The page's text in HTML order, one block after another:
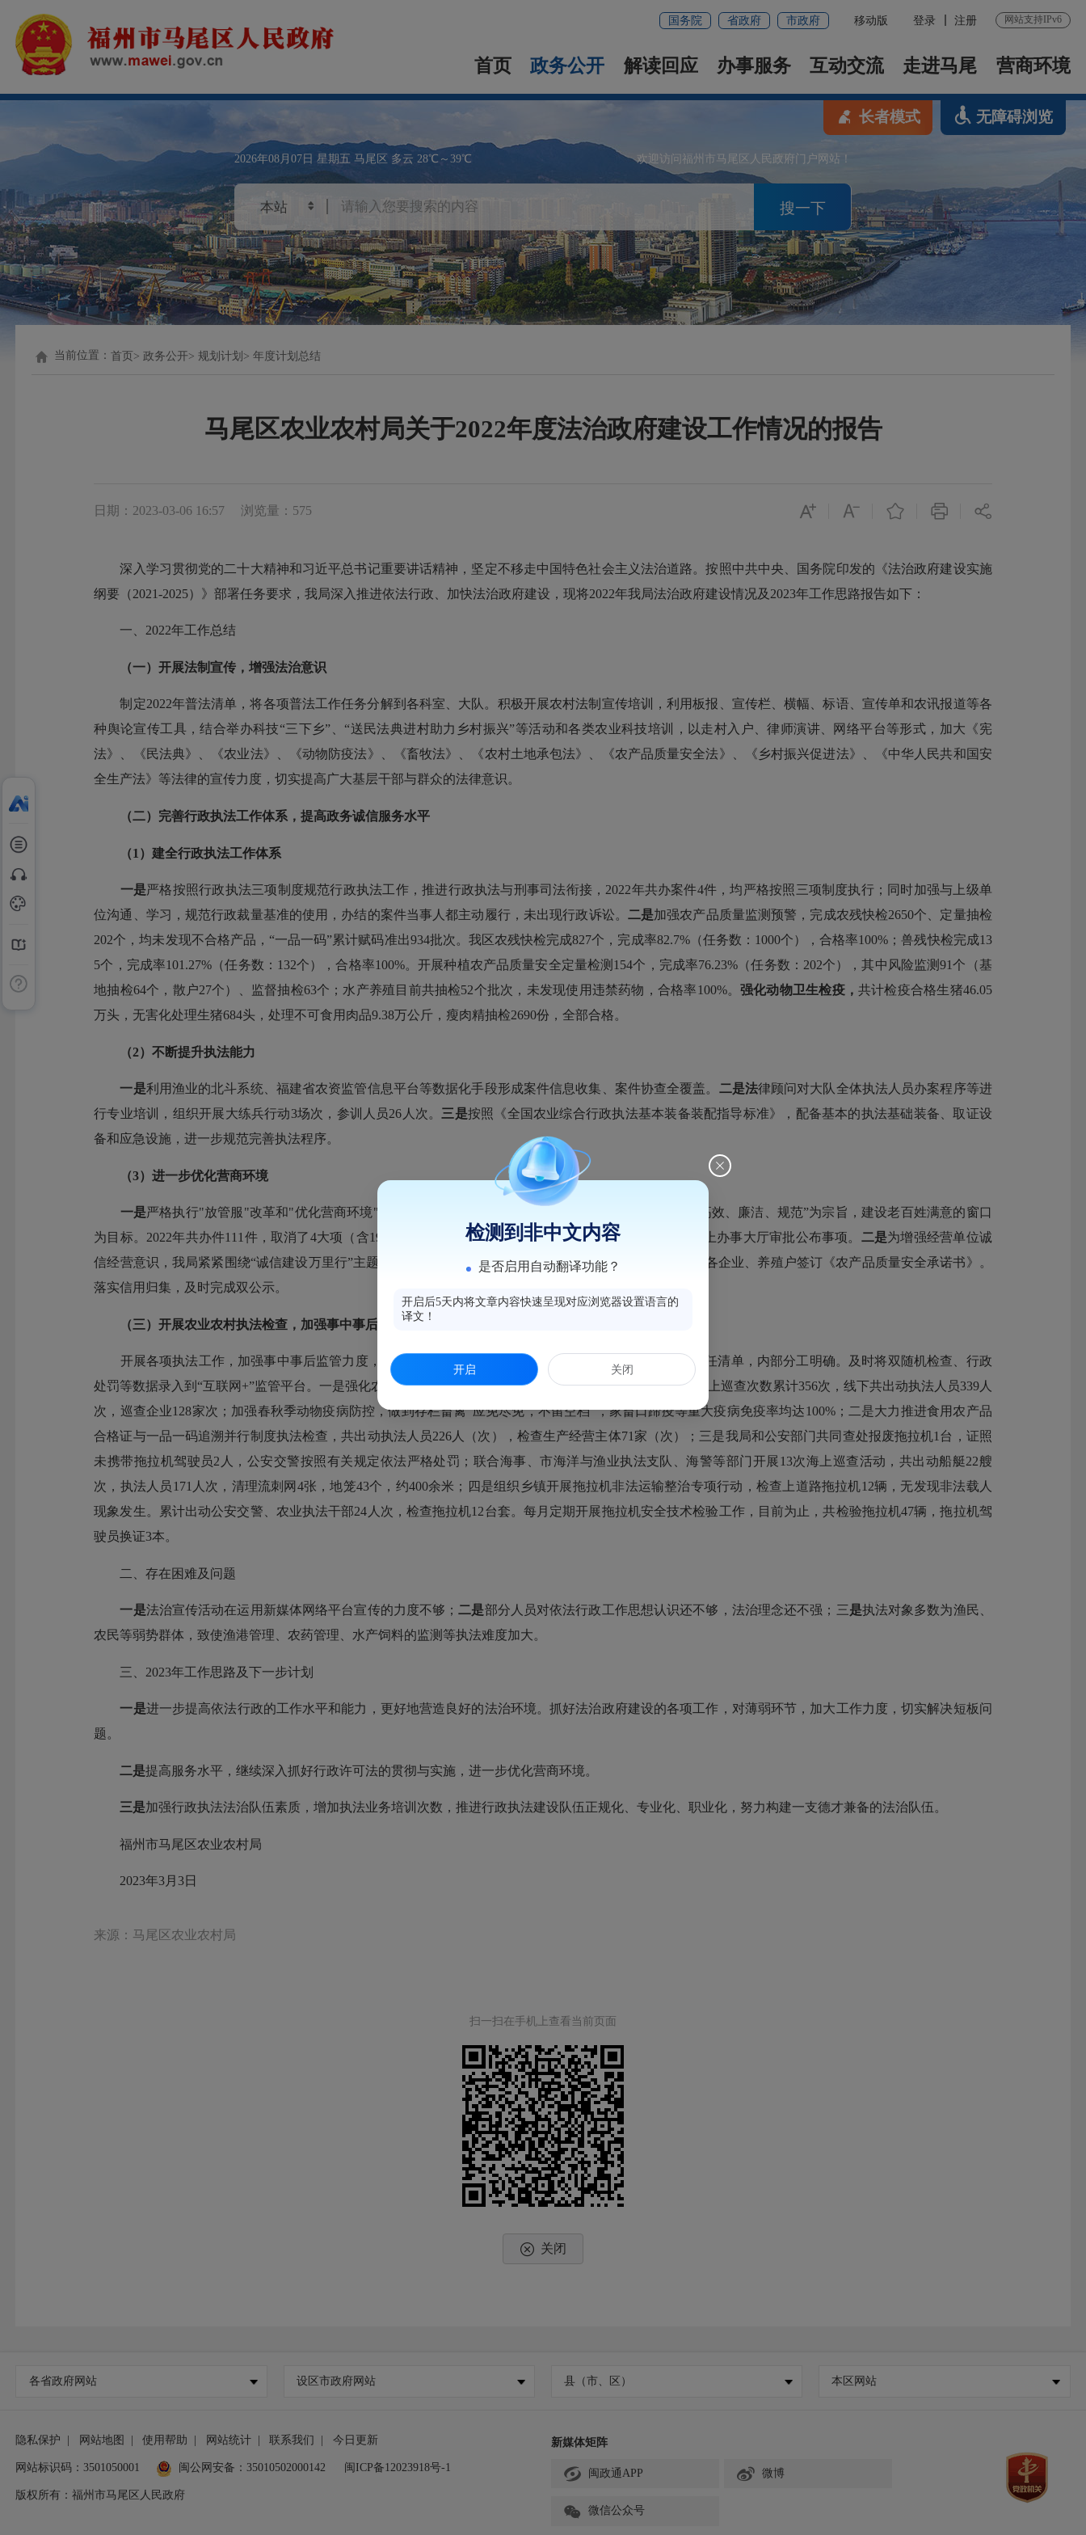
国务院 省政府 市政府 移动版 登录 注册 网站支持IPv6
首页 政务公开 解读回应 办事服务 互动交流 走进马尾 营商环境
2026年08月07日 星期五 马尾区 多云 28℃～39℃ 欢迎访问福州市马尾区人民政府门户网站！
搜一下
长者模式 无障碍浏览
当前位置：首页 政务公开 规划计划 年度计划总结
马尾区农业农村局关于2022年度法治政府建设工作情况的报告
日期：2023-03-06 16:57 浏览量：575
深入学习贯彻党的二十大精神和习近平总书记重要讲话精神，坚定不移走中国特色社会主义法治道路。按照中共中央、国务院印发的《法治政府建设实施
纲要（2021-2025）》部署任务要求，我局深入推进依法行政、加快法治政府建设，现将2022年我局法治政府建设情况及2023年工作思路报告如下：
一、2022年工作总结
（一）开展法制宣传，增强法治意识
制定2022年普法清单，将各项普法工作任务分解到各科室、大队。积极开展农村法制宣传培训，利用板报、宣传栏、横幅、标语、宣传单和农讯报道等各
种舆论宣传工具，结合举办科技“三下乡”、“送民法典进村助力乡村振兴”等活动和各类农业科技培训，以走村入户、律师演讲、网络平台等形式，加大《宪
法》、《民法典》、《农业法》、《动物防疫法》、《畜牧法》、《农村土地承包法》、《农产品质量安全法》、《乡村振兴促进法》、《中华人民共和国安
全生产法》等法律的宣传力度，切实提高广大基层干部与群众的法律意识。
（二）完善行政执法工作体系，提高政务诚信服务水平
（1）建全行政执法工作体系
一是严格按照行政执法三项制度规范行政执法工作，推进行政执法与刑事司法衔接，2022年共办案件4件，均严格按照三项制度执行；同时加强与上级单
位沟通、学习，规范行政裁量基准的使用，办结的案件当事人都主动履行，未出现行政诉讼。 二是加强农产品质量监测预警，完成农残快检2650个、定量抽检
202个，均未发现不合格产品，“一品一码”累计赋码准出934批次。我区农残快检完成827个，完成率82.7%（任务数：1000个），合格率100%；兽残快检完成13
5个，完成率101.27%（任务数：132个），合格率100%。开展种植农产品质量安全定量检测154个，完成率76.23%（任务数：202个），其中风险监测91个（基
地抽检64个，散户27个）、监督抽检63个；水产养殖目前共抽检52个批次，未发现使用违禁药物，合格率100%。 强化动物卫生检疫， 共计检疫合格生猪46.05
万头，无害化处理生猪684头，处理不可食用肉品9.38万公斤，瘦肉精抽检2690份，全部合格。
（2）不断提升执法能力
一是利用渔业的北斗系统、福建省农资监管信息平台等数据化手段形成案件信息收集、案件协查全覆盖。 二是法律顾问对大队全体执法人员办案程序等进
行专业培训，组织开展大练兵行动3场次，参训人员26人次。 三是按照《全国农业综合行政执法基本装备装配指导标准》，配备基本的执法基础装备、取证设
备和应急设施，进一步规范完善执法程序。
（3）进一步优化营商环境
一是严格执行"放管服"改革和"优化营商环境"相关政策和指导意见，审批科在中心窗口坚持以“便民、高效、廉洁、规范”为宗旨，建设老百姓满意的窗口
为目标。2022年共办件111件，取消了4大项（含19小项）审批事项，新增3项审批事项，同时同时更新省网上办事大厅审批公布事项。 二是为增强经营单位诚
信经营意识，我局紧紧围绕“诚信建设万里行”主题活动，开展进企业、进乡村、进养殖场等宣传活动，要求各企业、养殖户签订《农产品质量安全承诺书》。
落实信用归集，及时完成双公示。
（三）开展农业农村执法检查 ，加强事中事后监管力度
开展各项执法工作，加强事中事后监管力度，不断完善“双随机”制度，制定“双随机”年度计划。制定责任清单，内部分工明确。及时将双随机检查、行政
处罚等数据录入到“互联网+”监管平台。一是强化农产品质量安全源头治理，采取线上线下联合监管方式，线上巡查次数累计356次，线下共出动执法人员339人
次，巡查企业128家次；加强春秋季动物疫病防控，做到存栏畜禽“应免尽免，不留空档”，家畜口蹄疫等重大疫病免疫率均达100%；二是大力推进食用农产品
合格证与一品一码追溯并行制度执法检查，共出动执法人员226人（次），检查生产经营主体71家（次）；三是我局和公安部门共同查处报废拖拉机1台，证照
未携带拖拉机驾驶员2人，公安交警按照有关规定依法严格处罚；联合海事、市海洋与渔业执法支队、海警等部门开展13次海上巡查活动，共出动船艇22艘
次，执法人员171人次，清理流刺网4张，地笼43个，约400余米；四是组织乡镇开展拖拉机非法运输整治专项行动，检查上道路拖拉机12辆，无发现非法载人
现象发生。累计出动公安交警、农业执法干部24人次，检查拖拉机12台套。每月定期开展拖拉机安全技术检验工作，目前为止，共检验拖拉机47辆，拖拉机驾
驶员换证3本。
二、存在困难及问题
一是法治宣传活动在运用新媒体网络平台宣传的力度不够；二是部分人员对依法行政工作思想认识还不够，法治理念还不强；三是执法对象多数为渔民、
农民等弱势群体，致使渔港管理、农药管理、水产饲料的监测等执法难度加大。
三、2023年工作思路及下一步计划
一是进一步提高依法行政的工作水平和能力，更好地营造良好的法治环境。抓好法治政府建设的各项工作，对薄弱环节，加大工作力度，切实解决短板问
题。
二是提高服务水平，继续深入抓好行政许可法的贯彻与实施，进一步优化营商环境。
三是加强行政执法法治队伍素质，增加执法业务培训次数，推进行政执法建设队伍正规化、专业化、职业化，努力构建一支德才兼备的法治队伍。
福州市马尾区农业农村局
2023年3月3日
来源：马尾区农业农村局
扫一扫在手机上查看当前页面
关闭
各省政府网站 设区市政府网站 县（市、区） 本区网站
隐私保护 | 网站地图 | 使用帮助 | 网站统计 | 联系我们 | 今日更新
网站标识码：3501050001 闽公网安备：35010502000142 闽ICP备12023918号-1
版权所有：福州市马尾区人民政府
新媒体矩阵
闽政通APP 微博
微信公众号
检测到非中文内容
是否启用自动翻译功能？
开启后5天内将文章内容快速呈现对应浏览器设置语言的
译文！
开启 关闭